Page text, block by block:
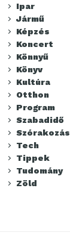
Ipar
Jármű
Képzés
Koncert
Könnyű
Könyv
Kultúra
Otthon
Program
Szabadidő
Szórakozás
Tech
Tippek
Tudomány
Zöld